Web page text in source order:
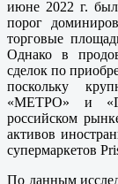
июне 2022 г.
порог
торговые
Однако в
сделок по
поскольку
«МЕТРО» и
российском
активов
супермаркетов
По данным